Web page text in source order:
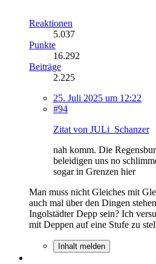
Reaktionen
5.037
Punkte
16.292
Beiträge
2.225
25. Juli 2025 um 12:22
#94
Zitat von JULi_Schanzer
nah komm. Die
beleidigen uns no
sogar in Grenzen hier
Man muss nicht Gleiches mit
auch mal über den Dingen
Ingolstädter Depp sein? Ich
mit Deppen auf eine Stufe zu
Inhalt melden